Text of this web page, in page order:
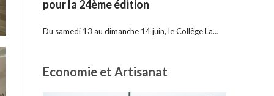
pour la 24ème édition
Du samedi 13 au dimanche 14 juin, le Collège La…
Economie et Artisanat